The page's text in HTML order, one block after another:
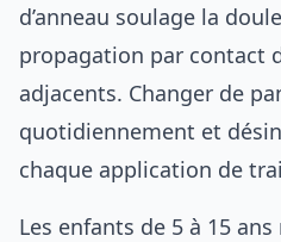
d’anneau soulage la
propagation par contact
adjacents. Changer de
quotidiennement et
chaque application de
Les enfants de 5 à 15